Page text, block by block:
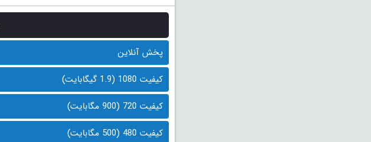
پخش آنلاین
کیفیت 1080 (1.9 گیگابایت)
کیفیت 720 (900 مگابایت)
کیفیت 480 (500 مگابایت)